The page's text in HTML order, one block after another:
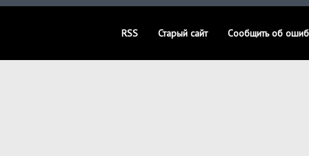
RSS Старый сайт Сообщить об